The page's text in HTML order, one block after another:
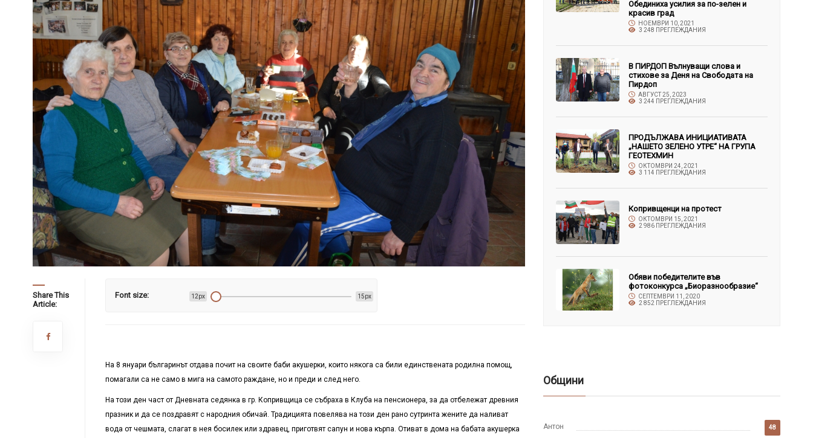
Share This
Article:
Font size: 12px 15px
На 8 януари българинът отдава почит на своите баби акушерки, които някога са били единствената родилна помощ,
помагали са не само в мига на самото раждане, но и преди и след него.
На този ден част от Дневната седянка в гр. Копривщица се събраха в Клуба на пенсионера, за да отбележат древния
празник и да се поздравят с народния обичай. Традицията повелява на този ден рано сутринта жените да наливат
вода от чешмата, слагат в нея босилек или здравец, приготвят сапун и нова кърпа. Отиват в дома на бабата акушерка
Обединиха усилия за по-зелен и
красив град
НОЕМВРИ 10, 2021
3 248 ПРЕГЛЕЖДАНИЯ
В ПИРДОП Вълнуващи слова и
стихове за Деня на Свободата на
Пирдоп
АВГУСТ 25, 2023
3 244 ПРЕГЛЕЖДАНИЯ
ПРОДЪЛЖАВА ИНИЦИАТИВАТА
„НАШЕТО ЗЕЛЕНО УТРЕ“ НА ГРУПА
ГЕОТЕХМИН
ОКТОМВРИ 24, 2021
3 114 ПРЕГЛЕЖДАНИЯ
Копривщенци на протест
ОКТОМВРИ 15, 2021
2 986 ПРЕГЛЕЖДАНИЯ
Обяви победителите във
фотоконкурса „Биоразнообразие“
СЕПТЕМВРИ 11, 2020
2 852 ПРЕГЛЕЖДАНИЯ
Общини
Антон 48